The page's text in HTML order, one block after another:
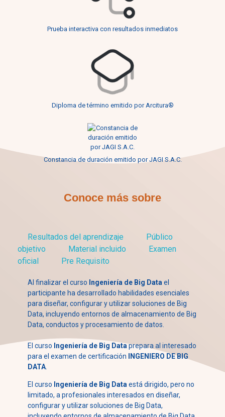
Prueba interactiva con resultados inmediatos
Diploma de término emitido por Arcitura®
Constancia de duración emitido por JAGI S.A.C.
Conoce más sobre
Resultados del aprendizaje
Público
objetivo
Material incluido
Examen
oficial
Pre Requisito
Al finalizar el curso Ingeniería de Big Datael
participante ha desarrollado habilidades esenciales
para diseñar, configurar y utilizar soluciones de Big
Data, incluyendo entornos de almacenamiento de Big
Data, conductos y procesamiento de datos.
El curso Ingeniería de Big Dataprepara al interesado
para el examen de certificación
INGENIERO DE BIG
DATA.
El curso Ingeniería de Big Dataestá dirigido, pero no
limitado, a profesionales interesados en diseñar,
configurar y utilizar soluciones de Big Data,